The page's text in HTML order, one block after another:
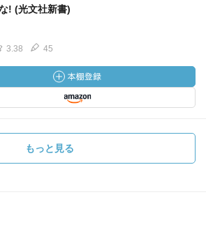
! (光文社新書)
3.38 45
もっと見る